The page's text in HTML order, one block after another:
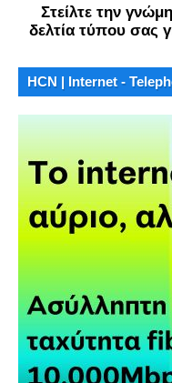
Στείλτε την
δελτία τύπου σας
HCN | Internet -